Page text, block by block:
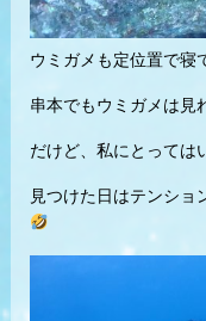
ウミガメも定位置で寝
串本でもウミガメは見
だけど、私にとっては
見つけた日はテンショ